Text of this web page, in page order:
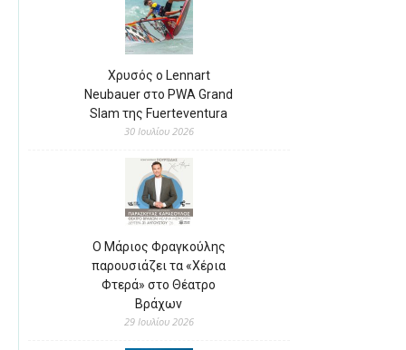
Χρυσός ο Lennart
Neubauer στο PWA Grand
Slam της Fuerteventura
30 Ιουλίου 2026
Ο Μάριος Φραγκούλης
παρουσιάζει τα «Χέρια
Φτερά» στο Θέατρο
Βράχων
29 Ιουλίου 2026